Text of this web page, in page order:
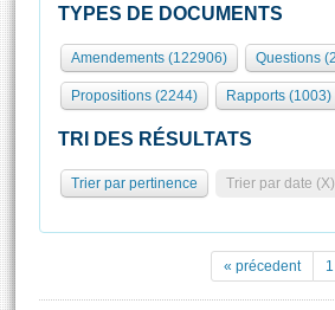
Présidence
577 députés
Groupes politiques
Séance publique
Commissions et autres organes
Europe et International
Pétitions
Rôle et pouvoirs de l'Assemblée
Organisation de l'Assemblée
Présidence Conférence des Présidents
Statistiques et chiffres clés
Documents de référence
( Constitution | Règlement de
Visiter l'Assemblée
Visite virtuelle du palais
Assister à une séance
TYPES DE DOCUMENTS
Amendements (122906) Questions
Propositions (2244) Rapports (1003)
TRI DES RÉSULTATS
Trier par pertinence Trier par date (X)
« précedent 1